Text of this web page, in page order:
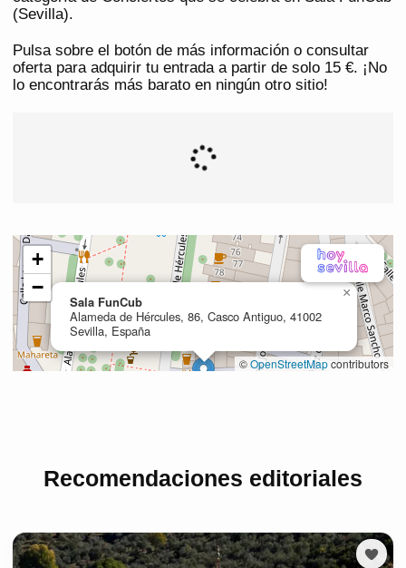
(Sevilla).
Pulsa sobre el botón de más información o consultar
oferta para adquirir tu entrada a partir de solo 15 €. ¡No
lo encontrarás más barato en ningún otro sitio!
Recomendaciones editoriales